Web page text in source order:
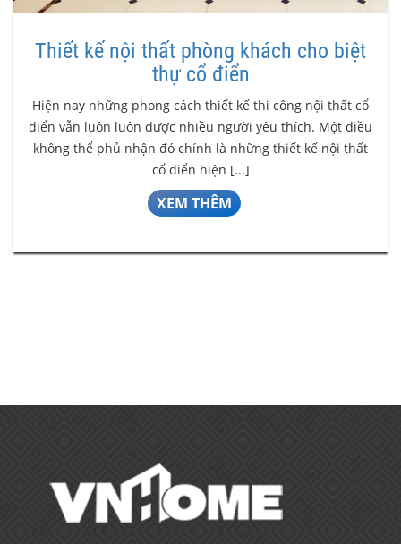
Thiết kế nội thất phòng khách cho biệt
thự cổ điển
Hiện nay những phong cách thiết kế thi công nội thất cổ
điển vẫn luôn luôn được nhiều người yêu thích. Một điều
không thể phủ nhận đó chính là những thiết kế nội thất
cổ điển hiện [...]
XEM THÊM